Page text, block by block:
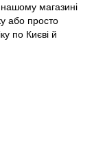
нашому магазині
або просто
по Києві й